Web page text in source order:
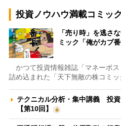
投資ノウハウ満載コミッ
「売り時」を逃さ
ミック「俺がカブ
かつて投資情報雑誌「マネーポ
詰め込まれた「天下無敵の株コミ
テクニカル分析・集中講義 投資
【第10回】